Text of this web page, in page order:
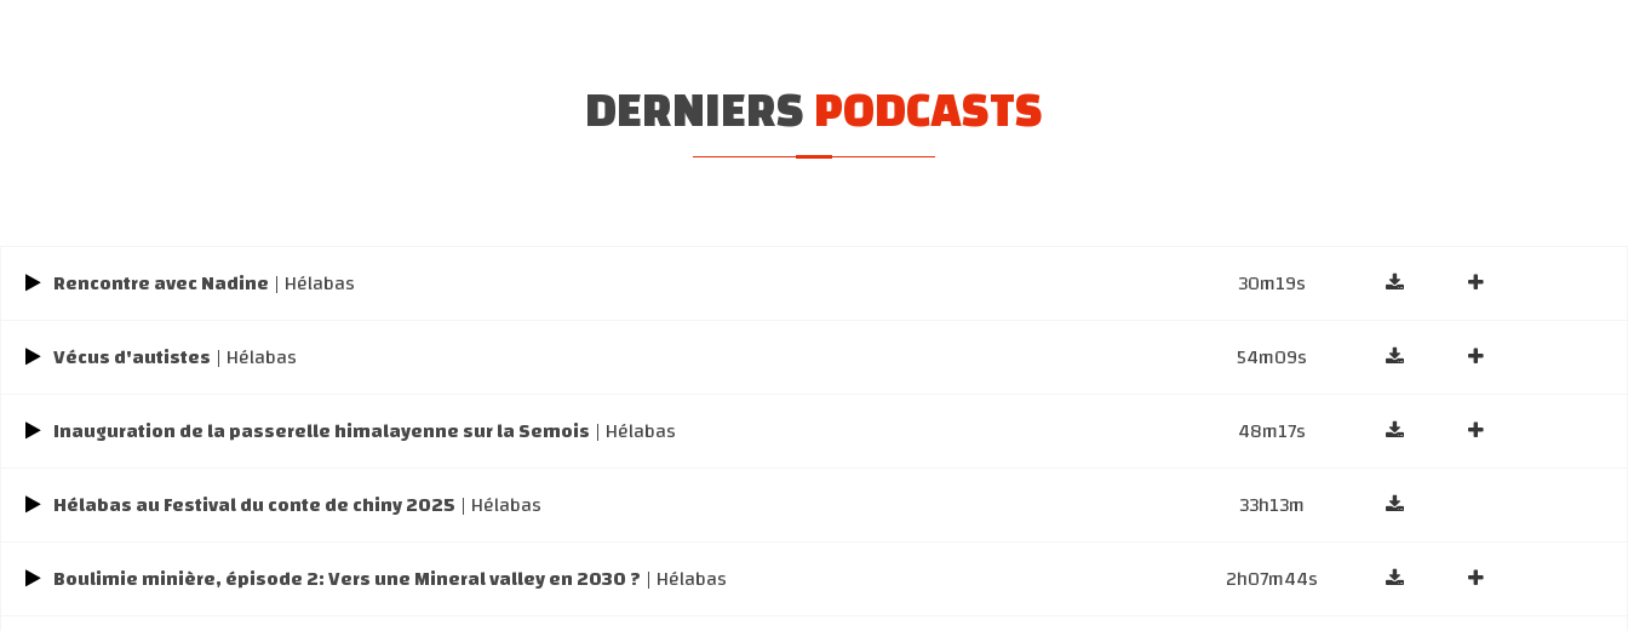
DERNIERSPODCASTS
Rencontre avec Nadine | Hélabas 30m19s
Vécus d'autistes | Hélabas 54m09s
Inauguration de la passerelle himalayenne sur la Semois | Hélabas 48m17s
Hélabas au Festival du conte de chiny 2025 | Hélabas 33h13m
Boulimie minière, épisode 2: Vers une Mineral valley en 2030 ? | Hélabas 2h07m44s